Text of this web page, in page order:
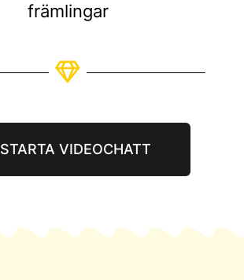
främlingar
STARTA VIDEOCHATT